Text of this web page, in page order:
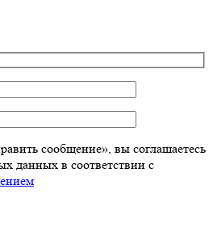
сообщение», вы соглашаетесь
данных в соответствии с